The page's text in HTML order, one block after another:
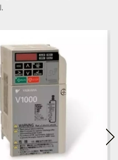
للعملاء على المدى الطويل.